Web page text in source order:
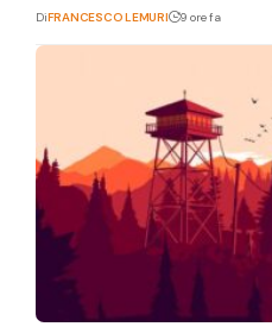
DiFRANCESCO LEMURI 9 ore fa